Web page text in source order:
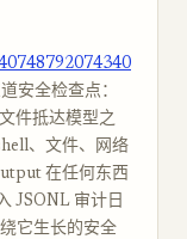
安全检查点：
件抵达模型之
、文件、网络
在任何东西
JSONL 审计日
它生长的安全